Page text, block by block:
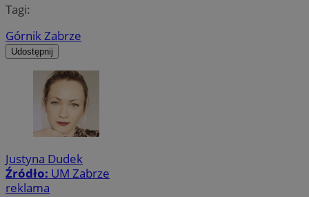
Tagi:
Górnik Zabrze
Udostępnij
Justyna Dudek
Źródło: UM Zabrze
reklama